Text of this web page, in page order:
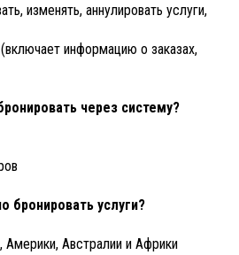
изменять, аннулировать услуги,
информацию о заказах,
через систему?
бронировать услуги?
Америки, Австралии и Африки